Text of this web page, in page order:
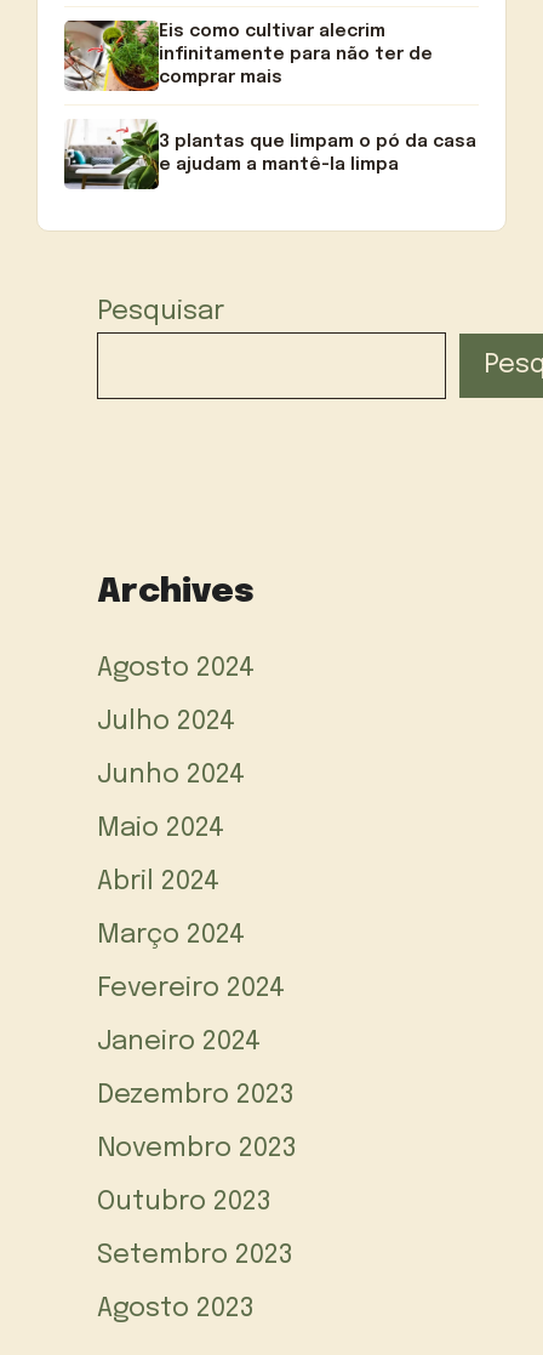
Eis como cultivar alecrim
infinitamente para não ter de
comprar mais
3 plantas que limpam o pó da casa
e ajudam a mantê-la limpa
Pesquisar
Archives
Agosto 2024
Julho 2024
Junho 2024
Maio 2024
Abril 2024
Março 2024
Fevereiro 2024
Janeiro 2024
Dezembro 2023
Novembro 2023
Outubro 2023
Setembro 2023
Agosto 2023